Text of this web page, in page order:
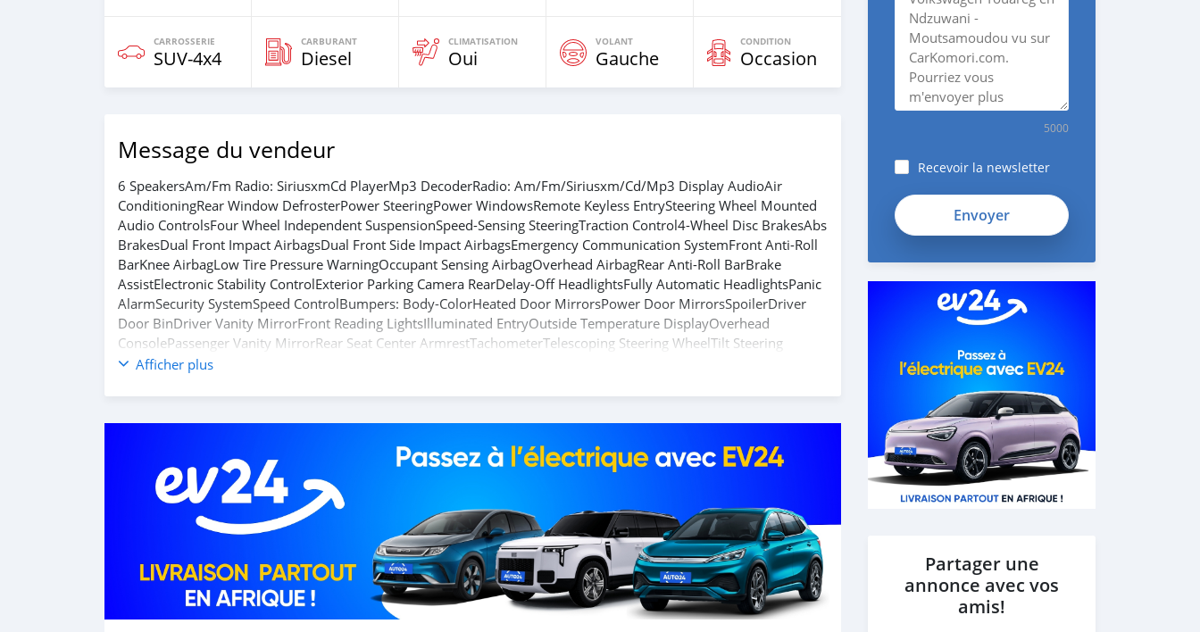
CARROSSERIE
SUV‒4x4
CARBURANT
Diesel
CLIMATISATION
Oui
VOLANT
Gauche
CONDITION
Occasion
Message du vendeur
6 SpeakersAm/Fm Radio: SiriusxmCd PlayerMp3 DecoderRadio: Am/Fm/Siriusxm/Cd/Mp3 Display AudioAir
ConditioningRear Window DefrosterPower SteeringPower WindowsRemote Keyless EntrySteering Wheel Mounted
Audio ControlsFour Wheel Independent SuspensionSpeed-Sensing SteeringTraction Control4-Wheel Disc BrakesAbs
BrakesDual Front Impact AirbagsDual Front Side Impact AirbagsEmergency Communication SystemFront Anti-Roll
BarKnee AirbagLow Tire Pressure WarningOccupant Sensing AirbagOverhead AirbagRear Anti-Roll BarBrake
AssistElectronic Stability ControlExterior Parking Camera RearDelay-Off HeadlightsFully Automatic HeadlightsPanic
AlarmSecurity SystemSpeed ControlBumpers: Body-ColorHeated Door MirrorsPower Door MirrorsSpoilerDriver
Door BinDriver Vanity MirrorFront Reading LightsIlluminated EntryOutside Temperature DisplayOverhead
ConsolePassenger Vanity MirrorRear Seat Center ArmrestTachometerTelescoping Steering WheelTilt Steering
WheelTrip ComputerFront Bucket SeatsFront Center ArmrestSplit
Afficher plus
5000
Recevoir la newsletter
Partager une
annonce avec vos
amis!